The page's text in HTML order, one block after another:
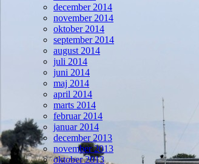
december 2014
november 2014
oktober 2014
september 2014
august 2014
juli 2014
juni 2014
maj 2014
april 2014
marts 2014
februar 2014
januar 2014
december 2013
november 2013
oktober 2013